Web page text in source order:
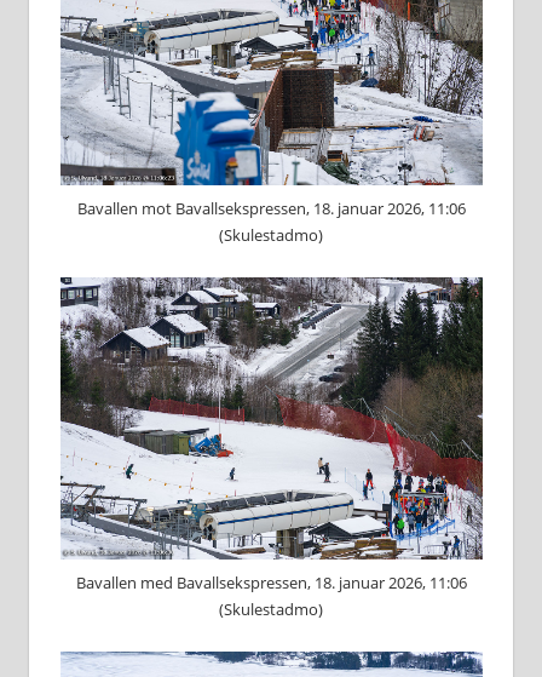
Bavallen mot Bavallsekspressen, 18. januar 2026, 11:06
(Skulestadmo)
Bavallen med Bavallsekspressen, 18. januar 2026, 11:06
(Skulestadmo)